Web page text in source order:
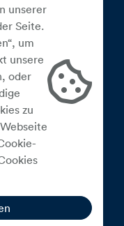
unserer
Seite.
um
unsere
oder
zu